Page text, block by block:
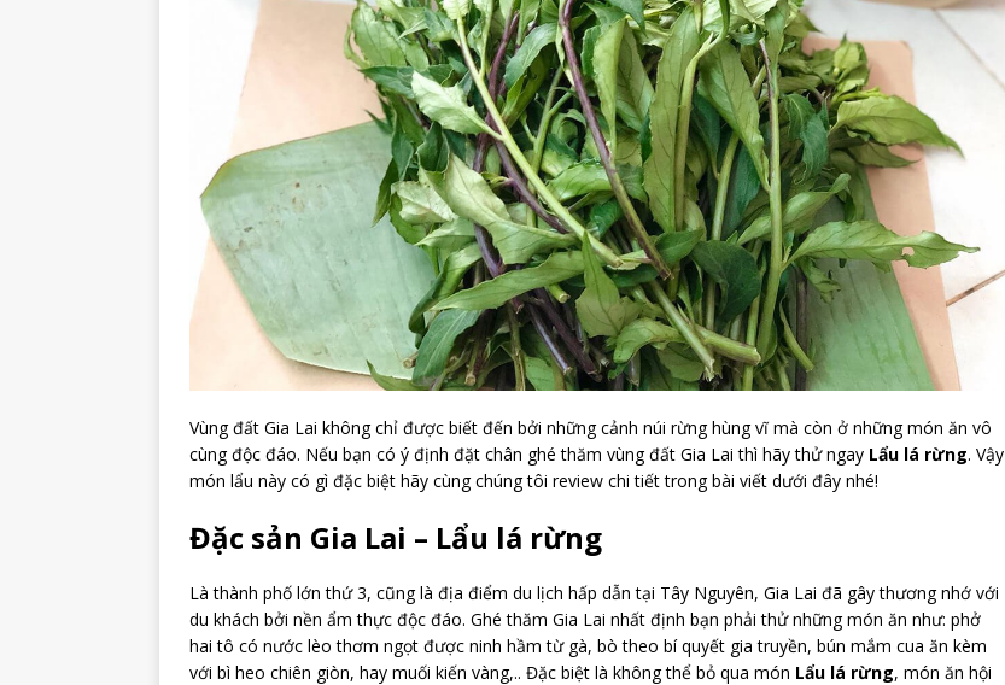
Vùng đất Gia Lai không chỉ được biết đến bởi những cảnh núi rừng hùng vĩ mà còn ở những món ăn vô
cùng độc đáo. Nếu bạn có ý định đặt chân ghé thăm vùng đất Gia Lai thì hãy thử ngay Lẩu lá rừng. Vậy
món lẩu này có gì đặc biệt hãy cùng chúng tôi review chi tiết trong bài viết dưới đây nhé!
Đặc sản Gia Lai – Lẩu lá rừng
Là thành phố lớn thứ 3, cũng là địa điểm du lịch hấp dẫn tại Tây Nguyên, Gia Lai đã gây thương nhớ với
du khách bởi nền ẩm thực độc đáo. Ghé thăm Gia Lai nhất định bạn phải thử những món ăn như: phở
hai tô có nước lèo thơm ngọt được ninh hầm từ gà, bò theo bí quyết gia truyền, bún mắm cua ăn kèm
với bì heo chiên giòn, hay muối kiến vàng,.. Đặc biệt là không thể bỏ qua món Lẩu lá rừng, món ăn hội